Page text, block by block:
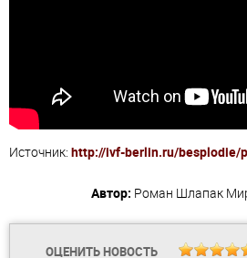
Источник: http://ivf-berlin.ru/besplodie/
Автор: Роман Шлапак
ОЦЕНИТЬ НОВОСТЬ